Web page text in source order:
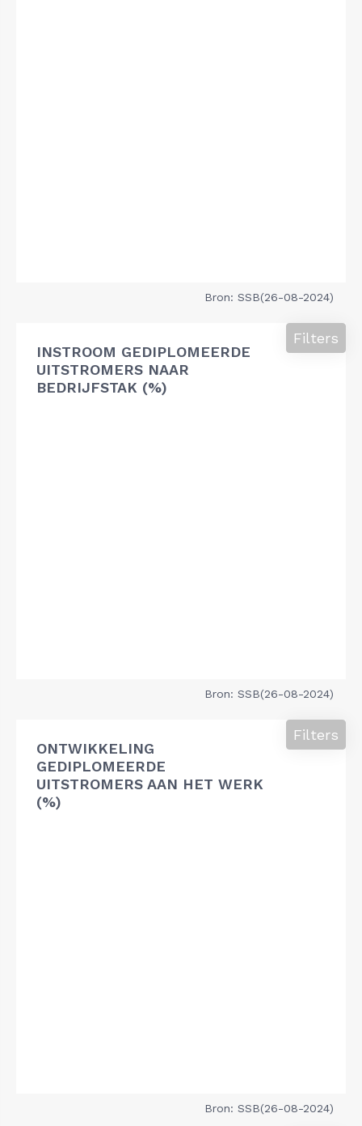
Bron: SSB(26-08-2024)
INSTROOM GEDIPLOMEERDE
UITSTROMERS NAAR
BEDRIJFSTAK (%)
Filters
Bron: SSB(26-08-2024)
ONTWIKKELING
GEDIPLOMEERDE
UITSTROMERS AAN HET WERK
(%)
Filters
Bron: SSB(26-08-2024)